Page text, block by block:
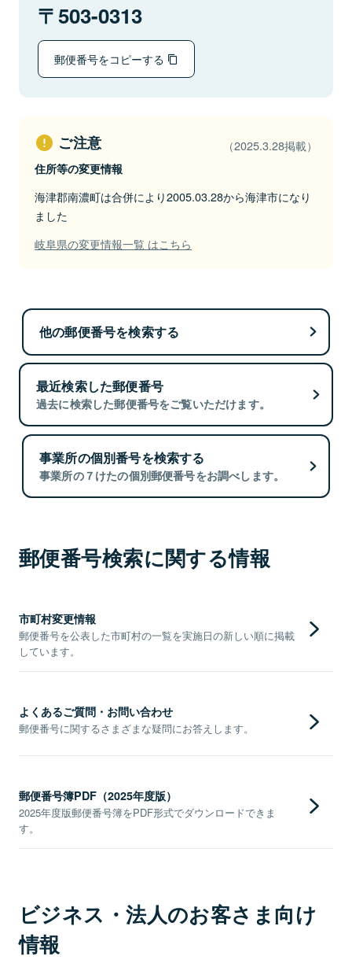
503-0313
郵便番号をコピーする
ご注意 （2025.3.28掲載）
住所等の変更情報
海津郡南濃町は合併により2005.03.28から海津市になり
ました
岐阜県の変更情報一覧 はこちら
他の郵便番号を検索する
最近検索した郵便番号
過去に検索した郵便番号をご覧いただけます。
事業所の個別番号を検索する
事業所の７けたの個別郵便番号をお調べします。
郵便番号検索に関する情報
市町村変更情報
郵便番号を公表した市町村の一覧を実施日の新しい順に掲載
しています。
よくあるご質問・お問い合わせ
郵便番号に関するさまざまな疑問にお答えします。
郵便番号簿PDF（2025年度版）
2025年度版郵便番号簿をPDF形式でダウンロードできま
す。
ビジネス・法人のお客さま向け
情報